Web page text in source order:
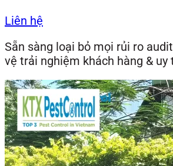
Liên hệ
Sẵn sàng loại bỏ mọi rủi ro
vệ trải nghiệm khách hàng & uy